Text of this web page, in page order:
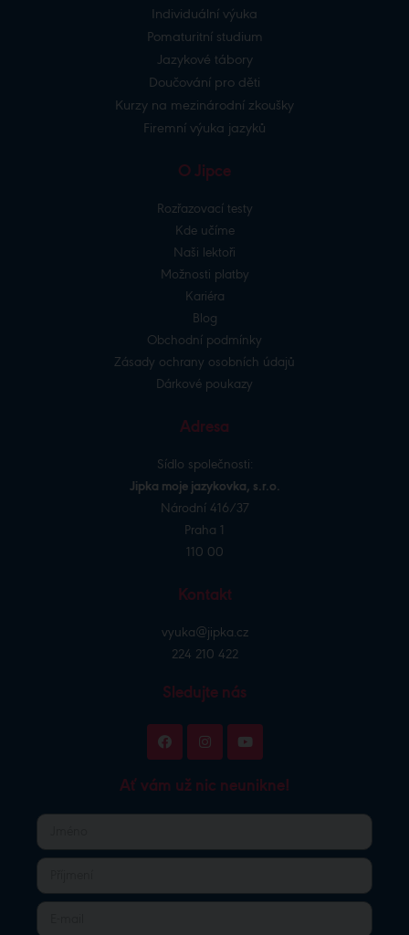
Individuální výuka
Pomaturitní studium
Jazykové tábory
Doučování pro děti
Kurzy na mezinárodní zkoušky
Firemní výuka jazyků
O Jipce
Rozřazovací testy
Kde učíme
Naši lektoři
Možnosti platby
Kariéra
Blog
Obchodní podmínky
Zásady ochrany osobních údajů
Dárkové poukazy
Adresa
Sídlo společnosti:
Jipka moje jazykovka, s.r.o.
Národní 416/37
Praha 1
110 00
Kontakt
vyuka@jipka.cz
224 210 422
Sledujte nás
Ať vám už nic neunikne!